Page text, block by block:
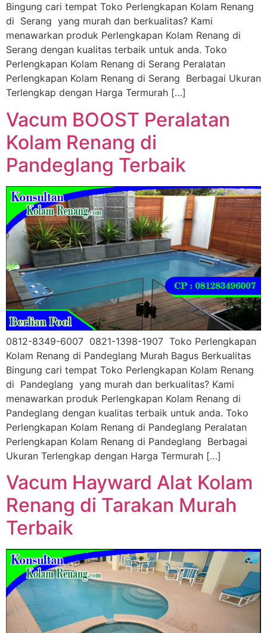
Bingung cari tempat Toko Perlengkapan Kolam Renang
di Serang yang murah dan berkualitas? Kami
menawarkan produk Perlengkapan Kolam Renang di
Serang dengan kualitas terbaik untuk anda. Toko
Perlengkapan Kolam Renang di Serang Peralatan
Perlengkapan Kolam Renang di Serang Berbagai Ukuran
Terlengkap dengan Harga Termurah […]
Vacum BOOST Peralatan
Kolam Renang di
Pandeglang Terbaik
0812-8349-6007 0821-1398-1907 Toko Perlengkapan
Kolam Renang di Pandeglang Murah Bagus Berkualitas
Bingung cari tempat Toko Perlengkapan Kolam Renang
di Pandeglang yang murah dan berkualitas? Kami
menawarkan produk Perlengkapan Kolam Renang di
Pandeglang dengan kualitas terbaik untuk anda. Toko
Perlengkapan Kolam Renang di Pandeglang Peralatan
Perlengkapan Kolam Renang di Pandeglang Berbagai
Ukuran Terlengkap dengan Harga Termurah […]
Vacum Hayward Alat Kolam
Renang di Tarakan Murah
Terbaik